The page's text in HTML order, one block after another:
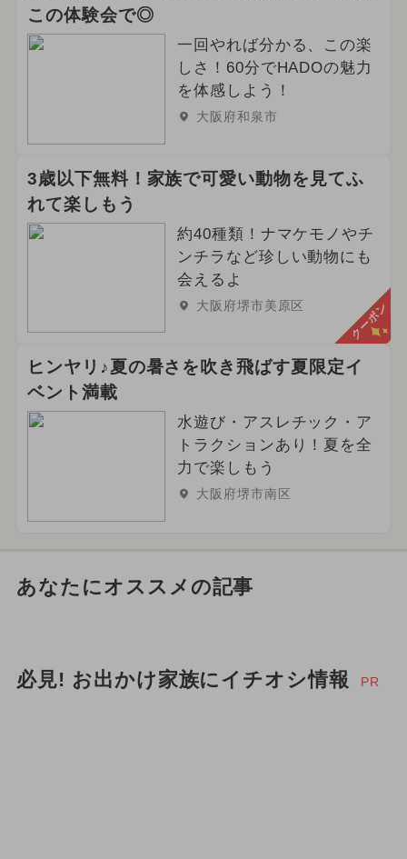
この体験会で◎
一回やれば分かる、この楽
しさ！60分でHADOの魅力
を体感しよう！
大阪府和泉市
3歳以下無料！家族で可愛い動物を見てふ
れて楽しもう
約40種類！ナマケモノやチ
ンチラなど珍しい動物にも
会えるよ
大阪府堺市美原区 クーポン
ヒンヤリ♪夏の暑さを吹き飛ばす夏限定イ
ベント満載
水遊び・アスレチック・ア
トラクションあり！夏を全
力で楽しもう
大阪府堺市南区
あなたにオススメの記事
必見! お出かけ家族にイチオシ情報 PR